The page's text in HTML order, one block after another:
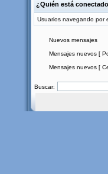
¿Quién está
Usuarios navegando por
Nuevos mensajes
Mensajes nuevos [
Mensajes nuevos [
Buscar: